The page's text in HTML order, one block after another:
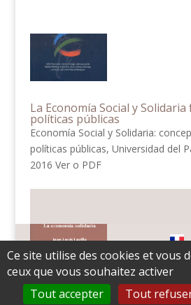
La Economía Social y
políticas públicas
Economía Social y Solidaria:
políticas públicas, Universidad del
2016 Ver o PDF
Mentions légales
English
Español
Português
Ce site utilise des cookies et vous
ceux que vous souhaitez activer
Tout accepter
Tout